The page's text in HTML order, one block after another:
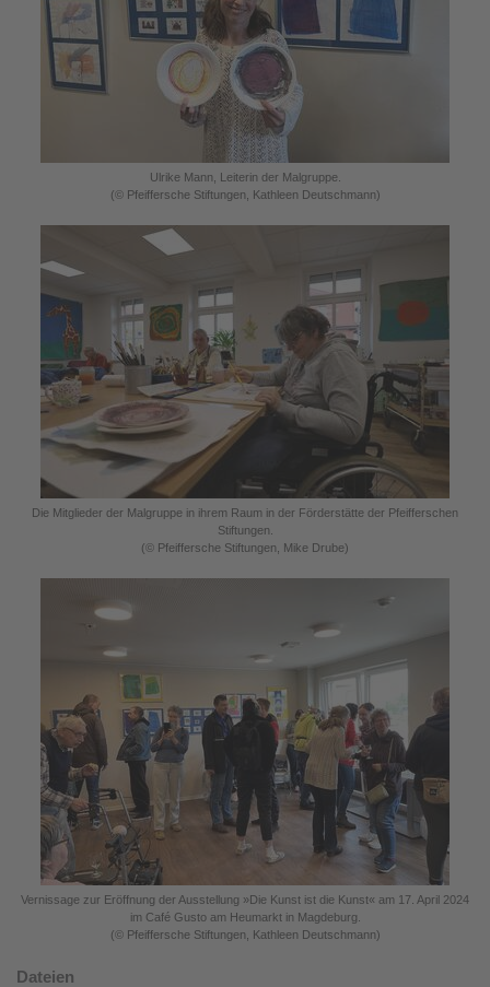
Ulrike Mann, Leiterin der Malgruppe.
(© Pfeiffersche Stiftungen, Kathleen Deutschmann)
Die Mitglieder der Malgruppe in ihrem Raum in der Förderstätte der Pfeifferschen
Stiftungen.
(© Pfeiffersche Stiftungen, Mike Drube)
Vernissage zur Eröffnung der Ausstellung »Die Kunst ist die Kunst« am 17. April 2024
im Café Gusto am Heumarkt in Magdeburg.
(© Pfeiffersche Stiftungen, Kathleen Deutschmann)
Dateien